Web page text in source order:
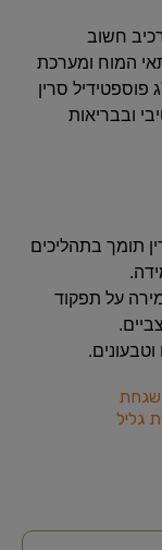
חשוב
המוח ומערכת
תוסף זה מבית נאווה מכיל 100 מ”ג פוספטידיל סרין
ובבריאות
תומך בתהליכים
על תפקוד
גליל